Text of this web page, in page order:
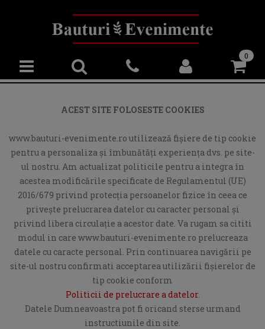
0
ACEST SITE FOLOSESTE COOKIES
www.bauturi-evenimente.ro utilizează fişiere de tip cookie
pentru a personaliza și îmbunătăți experiența dvs. pe site-
ul nostru. Am actualizat politicile pentru a integra în
acestea modificările specificate de Regulamentul (UE)
2016/679 privind protecția persoanelor fizice în ceea ce
privește prelucrarea datelor cu caracter personal și
privind libera circulație a acestor date. Va rugam sa cititi
modul in care www.bauturi-evenimente.ro prelucreaza
datele cu caracte personal. Prin continuarea navigării pe
site-ul nostru confirmati acceptarea utilizării fişierelor de
tip cookie conform
Politicii de prelucrare a datelor.
Datele Dumneavoastra pot fi oricand sterse urmand
instructiunile din site.